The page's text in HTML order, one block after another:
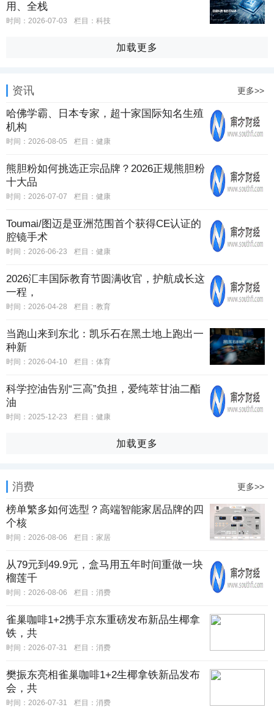
用、全栈
时间：2026-07-03 栏目： 科技
加载更多
资讯 更多>>
哈佛学霸、日本专家，超十家国际知名生殖
机构
时间：2026-08-05 栏目： 健康
熊胆粉如何挑选正宗品牌？2026正规熊胆粉
十大品
时间：2026-07-07 栏目： 健康
Toumai/图迈是亚洲范围首个获得CE认证的
腔镜手术
时间：2026-06-23 栏目： 健康
2026汇丰国际教育节圆满收官，护航成长这
一程，
时间：2026-04-28 栏目： 教育
当跑山来到东北：凯乐石在黑土地上跑出一
种新
时间：2026-04-10 栏目： 体育
科学控油告别“三高”负担，爱纯萃甘油二酯
油
时间：2025-12-23 栏目： 健康
加载更多
消费 更多>>
榜单繁多如何选型？高端智能家居品牌的四
个核
时间：2026-08-06 栏目： 家居
从79元到49.9元，盒马用五年时间重做一块
榴莲千
时间：2026-08-06 栏目： 消费
雀巢咖啡1+2携手京东重磅发布新品生椰拿
铁，共
时间：2026-07-31 栏目： 消费
樊振东亮相雀巢咖啡1+2生椰拿铁新品发布
会，共
时间：2026-07-31 栏目： 消费